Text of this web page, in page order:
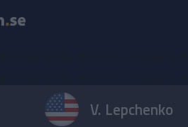
V. Lepchenko